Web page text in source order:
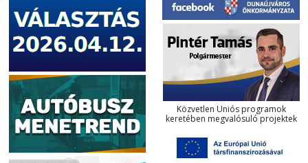
Közvetlen Uniós programok
keretében megvalósuló projektek